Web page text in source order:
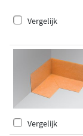
Vergelijk
Vergelijk